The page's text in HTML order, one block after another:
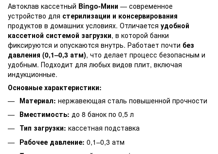
Автоклав кассетный Bingo-Мини — современное
устройство для стерилизации и консервирования
продуктов в домашних условиях. Отличается удобной
кассетной системой загрузки, в которой банки
фиксируются и опускаются внутрь. Работает почти без
давления (0,1–0,3 атм), что делает процесс безопасным и
удобным. Подходит для любых видов плит, включая
индукционные.
Основные характеристики:
Материал: нержавеющая сталь повышенной прочности
Вместимость: до 8 банок по 0,5 л
Тип загрузки: кассетная подставка
Рабочее давление: 0,1–0,3 атм